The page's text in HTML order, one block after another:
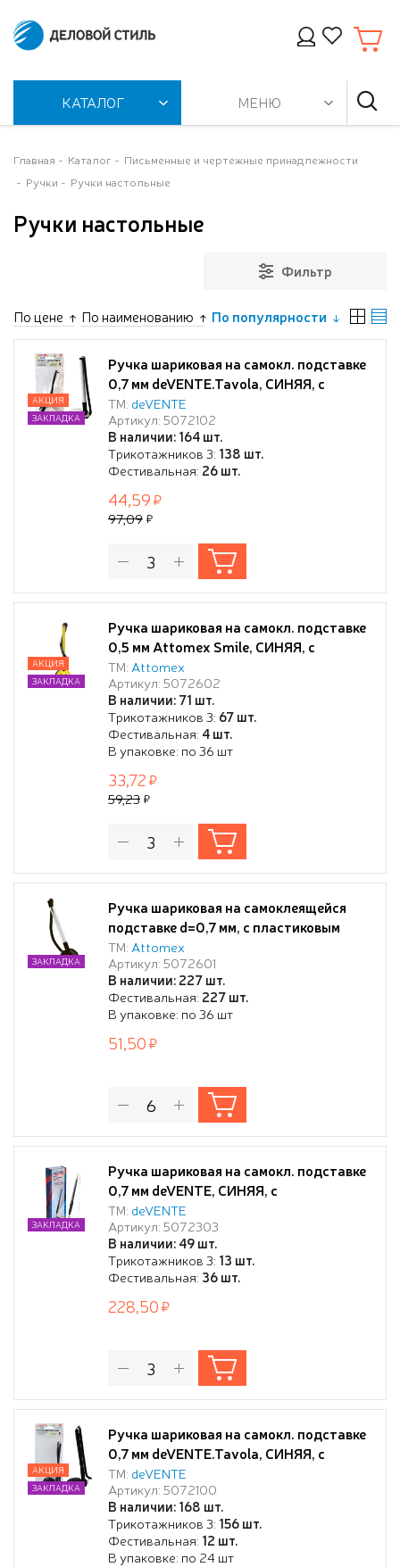
КАТАЛОГ МЕНЮ
Главная Каталог
Письменные и чертежные принадлежности
Ручки
Ручки настольные
Ручки настольные
Фильтр
По цене По наименованию По популярности
Ручка шариковая на самокл. подставке
0,7 мм deVENTE.Tavola, СИНЯЯ, с
пластиковым шнуром, Белый
непрозрачный корпус
ТМ: deVENTE
Артикул: 5072102
В наличии: 164 шт.
Трикотажников 3: 138 шт.
Фестивальная: 26 шт.
АКЦИЯ
ЗАКЛАДКА
44,59
97,09
Ручка шариковая на самокл. подставке
0,5 мм Attomex Smile, СИНЯЯ, с
пластиковым шнуром
ТМ: Attomex
Артикул: 5072602
В наличии: 71 шт.
Трикотажников 3: 67 шт.
Фестивальная: 4 шт.
В упаковке: по 36 шт
АКЦИЯ
ЗАКЛАДКА
33,72
59,23
Ручка шариковая на самоклеящейся
подставке d=0,7 мм, с пластиковым
шнуром, прозрачный корпус, сменный
стержень, в пластиковом блистере,
синяя
ТМ: Attomex
Артикул: 5072601
В наличии: 227 шт.
Фестивальная: 227 шт.
В упаковке: по 36 шт
ЗАКЛАДКА
51,50
Ручка шариковая на самокл. подставке
0,7 мм deVENTE, СИНЯЯ, с
металлической цепочкой, черный
корпус
ТМ: deVENTE
Артикул: 5072303
В наличии: 49 шт.
Трикотажников 3: 13 шт.
Фестивальная: 36 шт.
ЗАКЛАДКА
228,50
Ручка шариковая на самокл. подставке
0,7 мм deVENTE.Tavola, СИНЯЯ, с
пластиковым шнуром, черный
непрозрачный корпус
ТМ: deVENTE
Артикул: 5072100
В наличии: 168 шт.
Трикотажников 3: 156 шт.
Фестивальная: 12 шт.
В упаковке: по 24 шт
АКЦИЯ
ЗАКЛАДКА